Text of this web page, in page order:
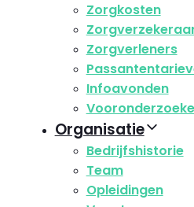
Zorgkosten
Zorgverleners
Infoavonden
Organisatie
Bedrijfshistorie
Team
Opleidingen